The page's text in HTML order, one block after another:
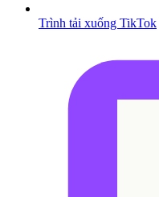
Trình tải xuống TikTok